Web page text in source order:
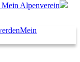
Mein Alpenverein
Mein